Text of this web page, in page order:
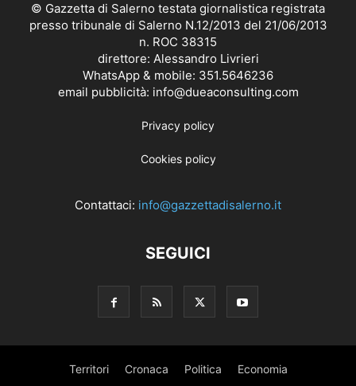
© Gazzetta di Salerno testata giornalistica registrata
presso tribunale di Salerno N.12/2013 del 21/06/2013
n. ROC 38315
direttore: Alessandro Livrieri
WhatsApp & mobile: 351.5646236
email pubblicità: info@dueaconsulting.com
Privacy policy
Cookies policy
Contattaci: info@gazzettadisalerno.it
SEGUICI
Territori Cronaca Politica Economia